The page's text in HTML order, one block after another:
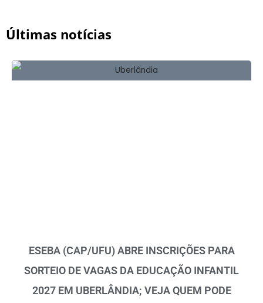
Últimas notícias
ESEBA (CAP/UFU) ABRE INSCRIÇÕES PARA
SORTEIO DE VAGAS DA EDUCAÇÃO INFANTIL
2027 EM UBERLÂNDIA; VEJA QUEM PODE